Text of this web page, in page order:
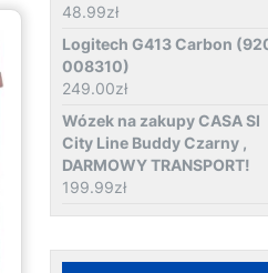
48.99zł
Logitech G413 Carbon
008310)
249.00zł
Wózek na zakupy CASA SI
City Line Buddy Czarny ,
DARMOWY TRANSPORT!
199.99zł